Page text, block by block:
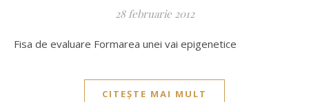
28 februarie 2012
Fisa de evaluare Formarea unei vai epigenetice
CITEȘTE MAI MULT